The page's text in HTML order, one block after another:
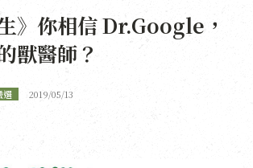
》你相信 Dr.Google，
獸醫師？
選 2019/05/13